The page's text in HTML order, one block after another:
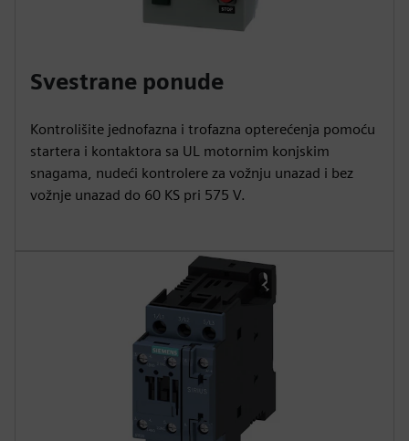
Svestrane ponude
Kontrolišite jednofazna i trofazna opterećenja pomoću
startera i kontaktora sa UL motornim konjskim
snagama, nudeći kontrolere za vožnju unazad i bez
vožnje unazad do 60 KS pri 575 V.